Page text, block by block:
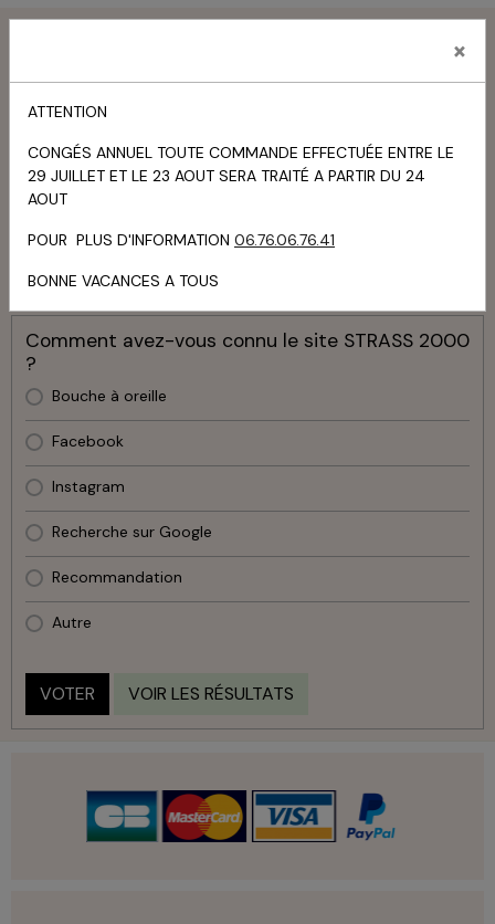
Livre d'or
TOUS LES MESSAGES
Panier
Votre panier est vide
Sondage
Comment avez-vous connu le site STRASS 2000
?
Bouche à oreille
Facebook
Instagram
Recherche sur Google
Recommandation
Autre
VOTER VOIR LES RÉSULTATS
×
ATTENTION
CONGÉS ANNUEL TOUTE COMMANDE EFFECTUÉE ENTRE LE
29 JUILLET ET LE 23 AOUT SERA TRAITÉ A PARTIR DU 24
AOUT
POUR PLUS D'INFORMATION 06.76.06.76.41
BONNE VACANCES A TOUS